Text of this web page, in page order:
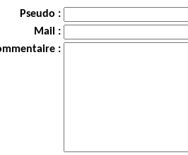
Pseudo :
Mail :
: